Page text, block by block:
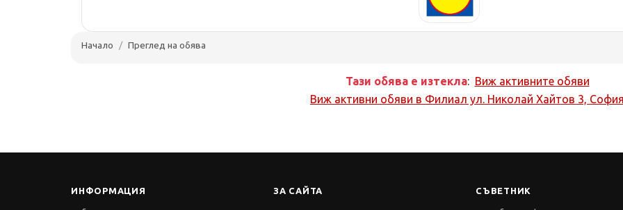
Начало Преглед на обява
Тази обява е изтекла: Виж активните обяви
Виж активни обяви в Филиал ул. Николай Хайтов 3,
ИНФОРМАЦИЯ ЗА САЙТА СЪВЕТНИК